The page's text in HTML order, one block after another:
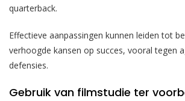
quarterback.
Effectieve aanpassingen kunnen leiden tot
verhoogde kansen op succes, vooral tegen
defensies.
Gebruik van filmstudie ter